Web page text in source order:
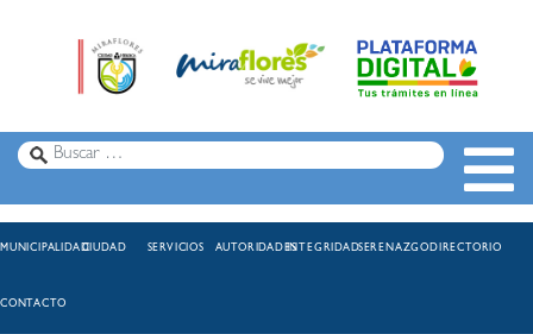
MUNICIPALIDADCIUDAD SERVICIOS AUTORIDADESINTEGRIDADSERENAZGODIRECTORIO
CONTACTO